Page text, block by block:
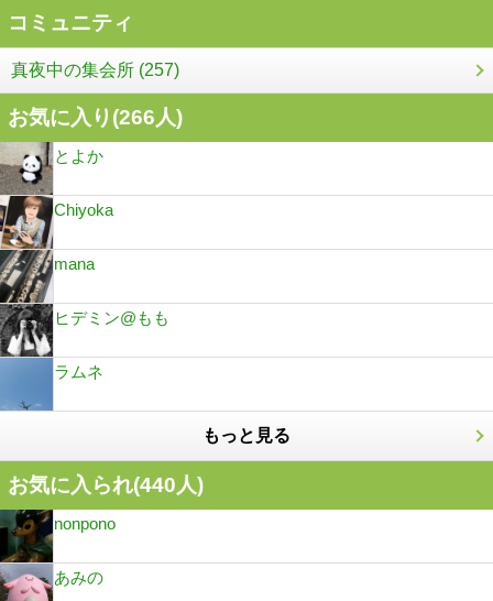
コミュニティ
真夜中の集会所 (257)
お気に入り(266人)
とよか
Chiyoka
mana
ヒデミン@もも
ラムネ
もっと見る
お気に入られ(440人)
nonpono
あみの